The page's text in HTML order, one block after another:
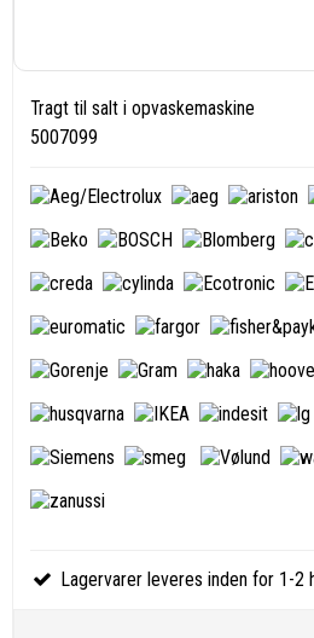
Tragt til salt i opvaskemaskine
5007099
Lagervarer leveres inden for 1-2